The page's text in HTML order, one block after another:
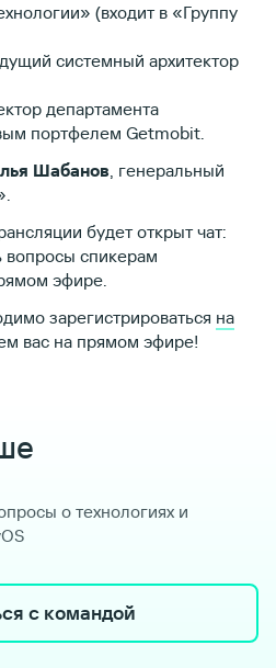
(входит в «Группу
системный архитектор
департамента
портфелем Getmobit.
Шабанов, генеральный
будет открыт чат:
вопросы спикерам
эфире.
зарегистрироваться на
вас на прямом эфире!
о технологиях и
с командой